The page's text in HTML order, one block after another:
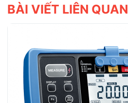
BÀI VIẾT LIÊN QUAN